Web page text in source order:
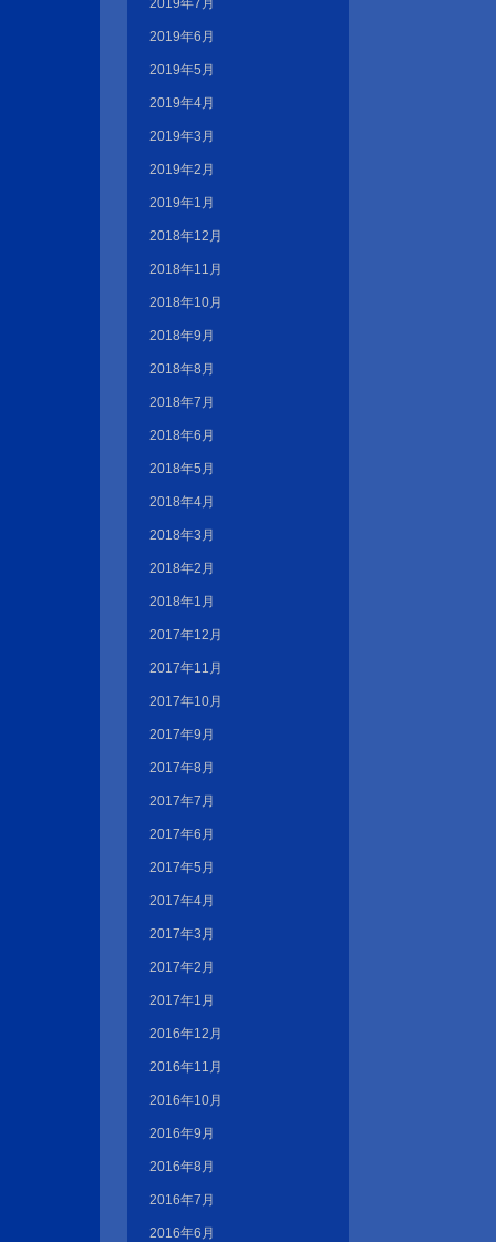
2019年6月
2019年5月
2019年4月
2019年3月
2019年2月
2019年1月
2018年12月
2018年11月
2018年10月
2018年9月
2018年8月
2018年7月
2018年6月
2018年5月
2018年4月
2018年3月
2018年2月
2018年1月
2017年12月
2017年11月
2017年10月
2017年9月
2017年8月
2017年7月
2017年6月
2017年5月
2017年4月
2017年3月
2017年2月
2017年1月
2016年12月
2016年11月
2016年10月
2016年9月
2016年8月
2016年7月
2016年6月